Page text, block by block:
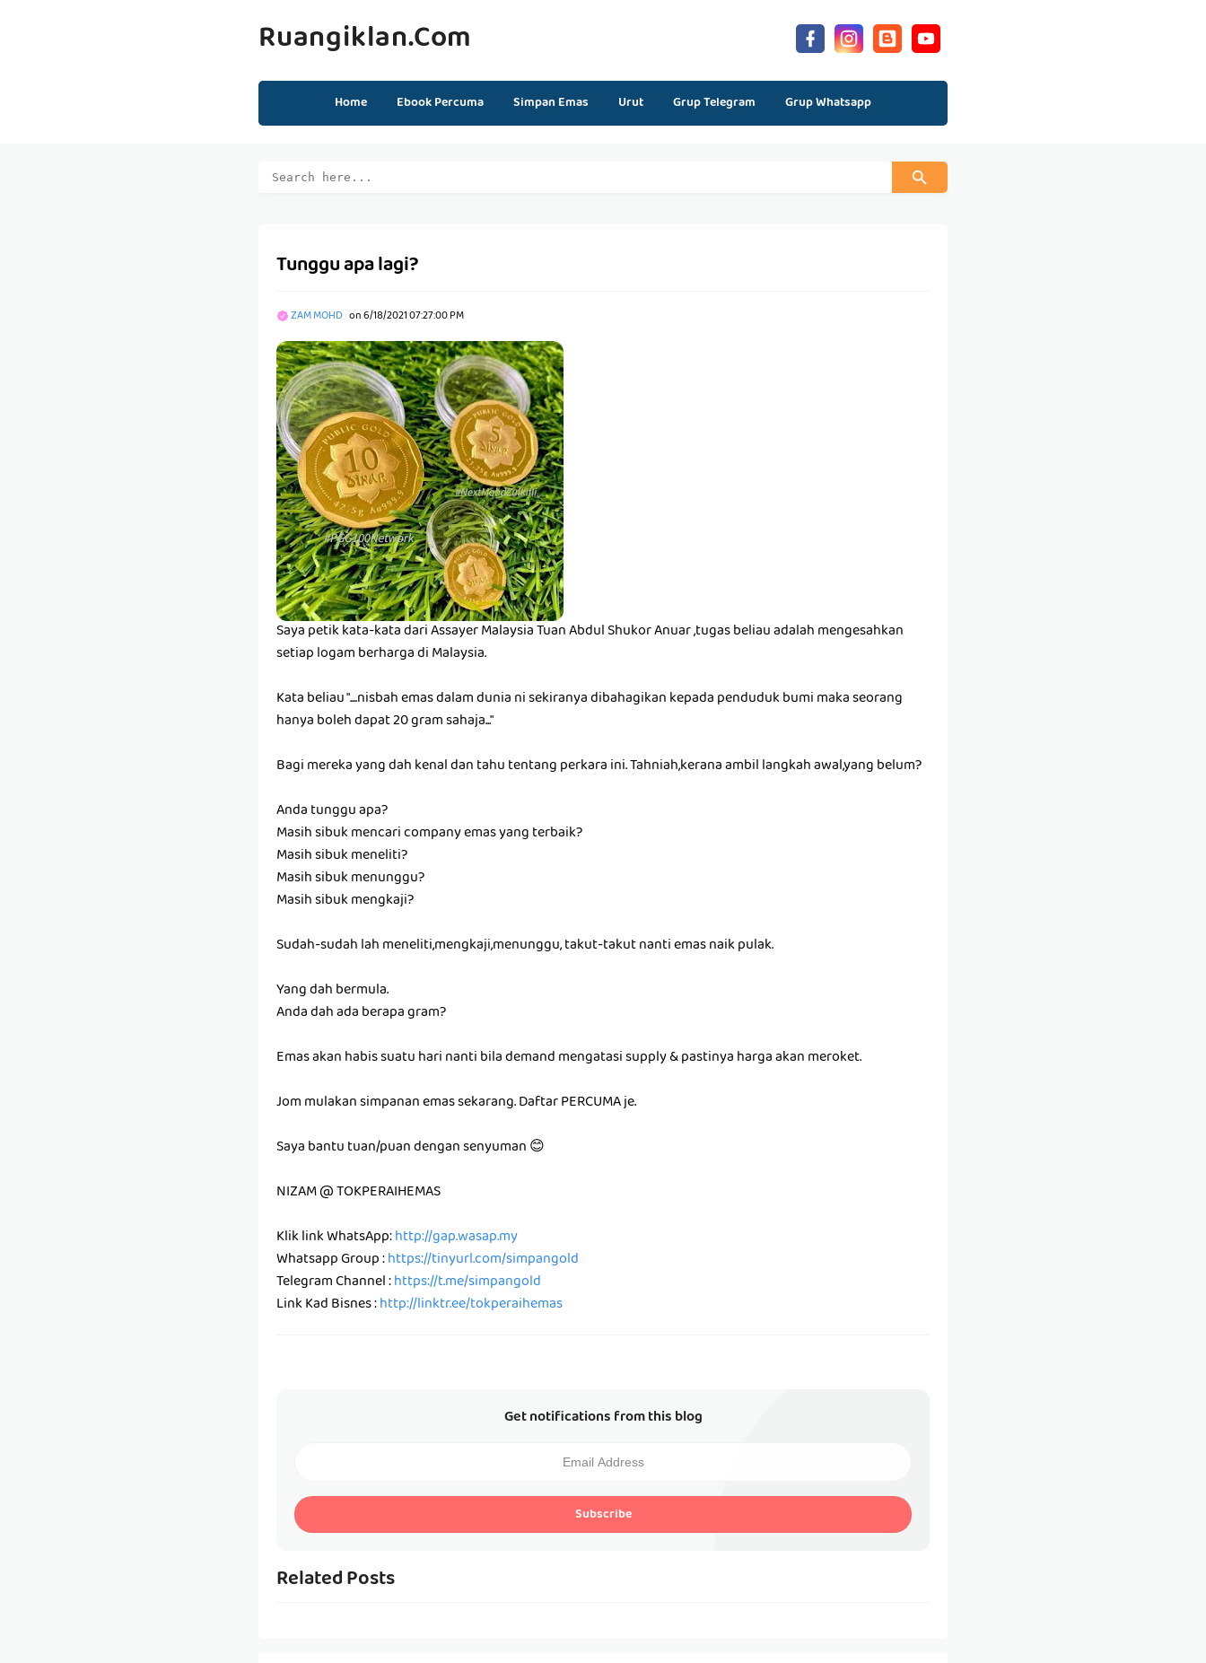
Ruangiklan.com
Home Ebook Percuma Simpan Emas Urut Grup Telegram Grup Whatsapp
Tunggu apa lagi?
ZAM MOHD on6/18/2021 07:27:00 PM
Saya petik kata-kata dari Assayer Malaysia Tuan Abdul Shukor Anuar ,tugas beliau adalah mengesahkan
setiap logam berharga di Malaysia.
Kata beliau "....nisbah emas dalam dunia ni sekiranya dibahagikan kepada penduduk bumi maka seorang
hanya boleh dapat 20 gram sahaja..."
Bagi mereka yang dah kenal dan tahu tentang perkara ini. Tahniah,kerana ambil langkah awal,yang belum?
Anda tunggu apa?
Masih sibuk mencari company emas yang terbaik?
Masih sibuk meneliti?
Masih sibuk menunggu?
Masih sibuk mengkaji?
Sudah-sudah lah meneliti,mengkaji,menunggu, takut-takut nanti emas naik pulak.
Yang dah bermula.
Anda dah ada berapa gram?
Emas akan habis suatu hari nanti bila demand mengatasi supply & pastinya harga akan meroket.
Jom mulakan simpanan emas sekarang. Daftar PERCUMA je.
Saya bantu tuan/puan dengan senyuman 😊
NIZAM @ TOKPERAIHEMAS
Klik link WhatsApp:http://gap.wasap.my
Whatsapp Group :https://tinyurl.com/simpangold
Telegram Channel :https://t.me/simpangold
Link Kad Bisnes :http://linktr.ee/tokperaihemas
Get notifications from this blog
Subscribe
Related Posts